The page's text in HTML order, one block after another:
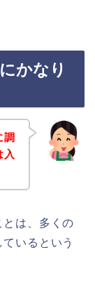
かなり
調
入
は、多くの
いるという